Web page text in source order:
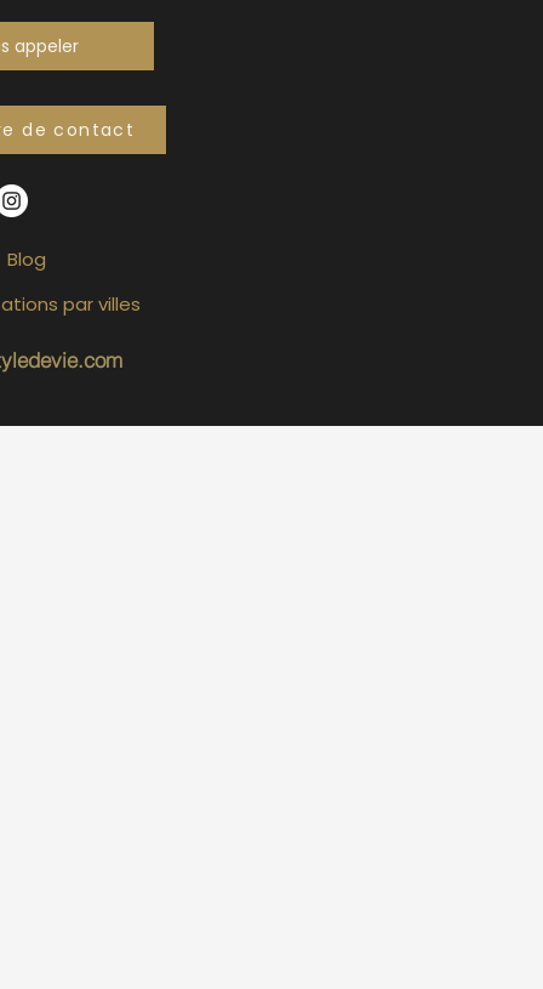
appeler
de contact
Blog
par villes